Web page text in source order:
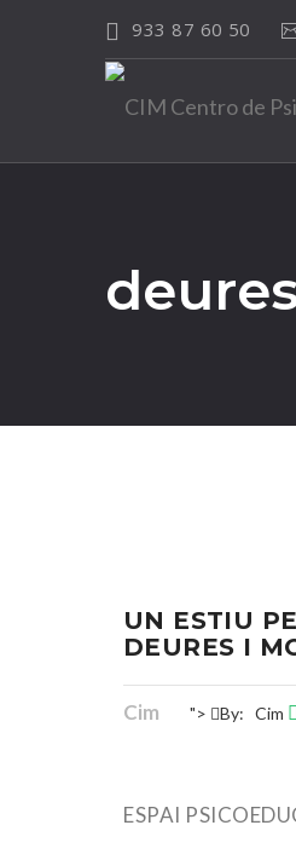
933 87 60 50
UN ESTIU
DEURES I
Cim "> By: Cim
ESPAI